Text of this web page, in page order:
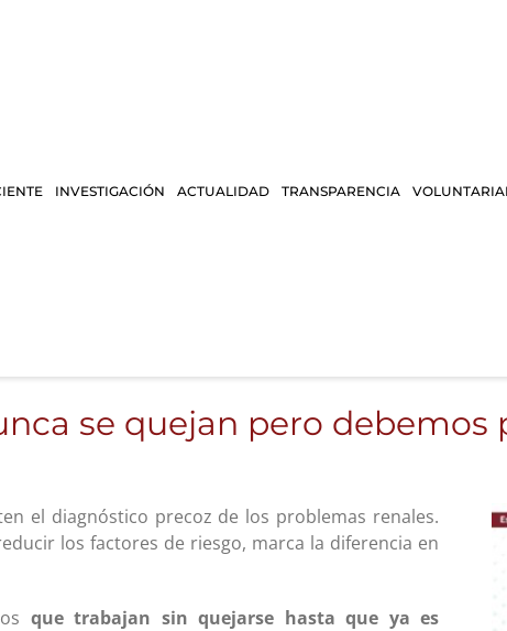
INVESTIGACIÓN ACTUALIDAD TRANSPARENCIA
se quejan pero debemos
el diagnóstico precoz de los problemas renales.
los factores de riesgo, marca la diferencia en
que trabajan sin quejarse hasta que ya es